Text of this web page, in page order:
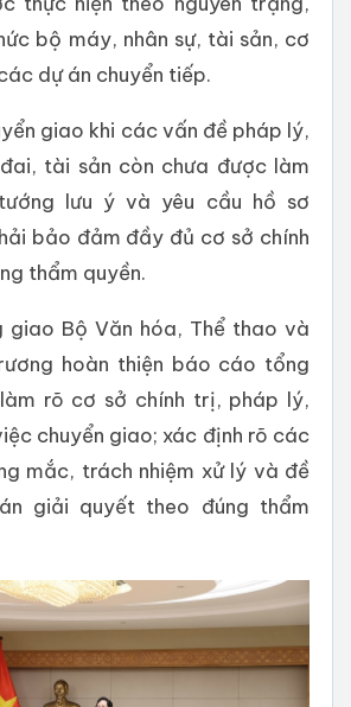
bộ máy, nhân sự, tài sản, cơ
dự án chuyển tiếp.
giao khi các vấn đề pháp lý,
tài sản còn chưa được làm
lưu ý và yêu cầu hồ sơ
bảo đảm đầy đủ cơ sở chính
thẩm quyền.
giao Bộ Văn hóa, Thể thao và
hoàn thiện báo cáo tổng
rõ cơ sở chính trị, pháp lý,
chuyển giao; xác định rõ các
mắc, trách nhiệm xử lý và đề
giải quyết theo đúng thẩm